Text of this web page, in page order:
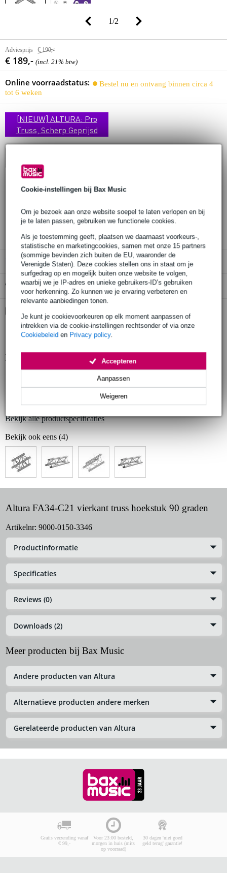
Cookie-instellingen bij Bax Music
Om je bezoek aan onze website soepel te laten verlopen en bij
je te laten passen, gebruiken we functionele cookies.
Als je toestemming geeft, plaatsen we daarnaast voorkeurs-,
statistische en marketingcookies, samen met onze 15 partners
(sommige bevinden zich buiten de EU, waaronder de
Verenigde Staten). Deze cookies stellen ons in staat om je
surfgedrag op en mogelijk buiten onze website te volgen,
waarbij we je IP-adres en unieke gebruikers-ID’s gebruiken
voor herkenning. Zo kunnen we je ervaring verbeteren en
relevante aanbiedingen tonen.
Je kunt je cookievoorkeuren op elk moment aanpassen of
intrekken via de cookie-instellingen rechtsonder of via onze
Cookiebeleid en Privacy policy.
Weigeren
Aanpassen
Accepteren
1/2
Adviesprijs € 190,-
€ 189,- (incl. 21% btw)
Online voorraadstatus:
Bestel nu en ontvang binnen circa 4
tot 6 weken
[NIEUW] ALTURA: Pro
Truss, Scherp Geprijsd
Gratis verzending
30 dagen 'niet goed geld terug' garantie
3 jaar Bax Music garantie
B-Stockvanaf € 142,00
Gratis ophalen in de winkel
voordelen
€ 9,45 eenmalig
Productinformatie
geproduceerd in Europa volgens strenge eisen
gefabriceerd door een fabrikant met meer dan 20 jaar ervaring
productie door gekwalificeerd personeel en geavanceerde lasrobots
Bekijk alle productspecificaties
Bekijk ook eens (4)
Altura FA34-C21 vierkant truss hoekstuk 90 graden
Artikelnr: 9000-0150-3346
Productinformatie
Specificaties
Reviews (0)
Downloads (2)
Meer producten bij Bax Music
Andere producten van Altura
Alternatieve producten andere merken
Gerelateerde producten van Altura
Gratis verzending vanaf
€ 99,-
Voor 23:00 besteld,
morgen in huis (mits
op voorraad)
30 dagen 'niet goed
geld terug' garantie!